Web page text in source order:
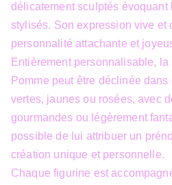
délicatement sculptés
stylisés. Son expression vive et
personnalité attachante et
Entièrement personnalisable,
Pomme peut être déclinée
vertes, jaunes ou rosées, avec
gourmandes ou légèrement
possible de lui attribuer un
création unique et personnelle.
Chaque figurine est